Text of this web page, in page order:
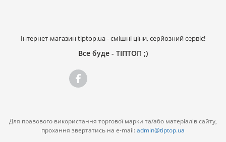
Інтернет-магазин tiptop.ua - смішні ціни, серйозний сервіс!
Все буде - ТІПТОП ;)
Для правового використання торгової марки та/або матеріалів сайту,
прохання звертатись на e-mail:admin@tiptop.ua